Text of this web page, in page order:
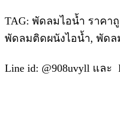
TAG: พัดลมไอน้ำ ราคา
พัดลมติดผนังไอน้ำ, พัดล
Line id: @908uvyll และ